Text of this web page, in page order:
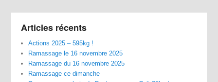
Articles récents
Actions 2025 – 595kg !
Ramassage le 16 novembre 2025
Ramassage du 16 novembre 2025
Ramassage ce dimanche